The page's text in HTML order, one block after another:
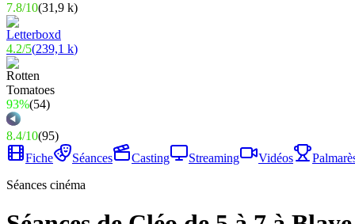
7.8/10(31,9 k)
4.2/5(239,1 k)
93%(54)
8.4/10(95)
Fiche
Séances Casting Streaming Vidéos
Séances cinéma